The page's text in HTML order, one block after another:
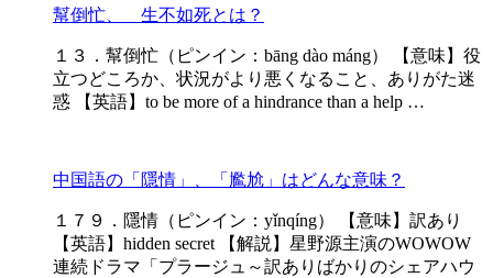
幫倒忙、 生不如死とは？
１３．幫倒忙（ピンイン：bāng dào máng） 【意味】役
立つどころか、状況がより悪くなること、ありがた迷
惑 【英語】to be more of a hindrance than a help …
中国語の「隱情」、「尷尬」はどんな意味？
１７９．隱情（ピンイン：yǐnqíng） 【意味】訳あり
【英語】hidden secret 【解説】星野源主演のWOWOW
連続ドラマ「プラージュ～訳ありばかりのシェアハウ